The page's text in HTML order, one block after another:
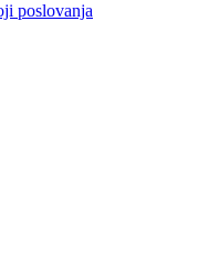
poslovanja